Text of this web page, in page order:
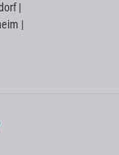
|
|